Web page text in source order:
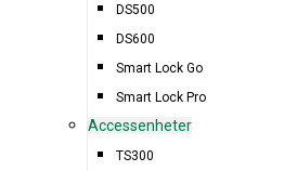
DS500
DS600
Smart Lock Go
Smart Lock Pro
Accessenheter
TS300